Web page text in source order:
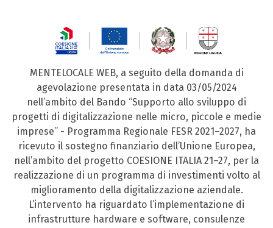
MENTELOCALE WEB, a seguito della domanda di
agevolazione presentata in data 03/05/2024
nell’ambito del Bando “Supporto allo sviluppo di
progetti di digitalizzazione nelle micro, piccole e medie
imprese” - Programma Regionale FESR 2021–2027, ha
ricevuto il sostegno finanziario dell’Unione Europea,
nell’ambito del progetto COESIONE ITALIA 21–27, per la
realizzazione di un programma di investimenti volto al
miglioramento della digitalizzazione aziendale.
L’intervento ha riguardato l’implementazione di
infrastrutture hardware e software, consulenze